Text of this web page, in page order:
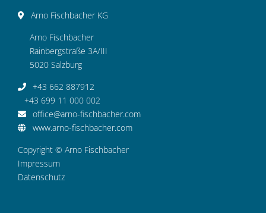
Arno Fischbacher KG
Arno Fischbacher
Rainbergstraße 3A/III
5020 Salzburg
+43 662 887912
+43 699 11 000 002
office@arno-fischbacher.com
www.arno-fischbacher.com
Copyright © Arno Fischbacher
Impressum
Datenschutz